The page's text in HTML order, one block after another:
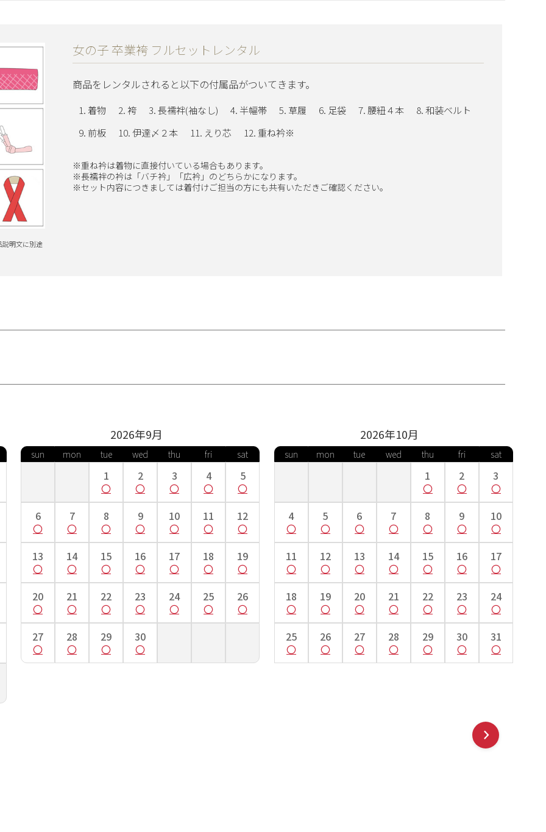
女の子 卒業袴 フルセットレンタル
説明文に別途
商品をレンタルされると以下の付属品がついてきます。
着物 袴 長襦袢(袖なし) 半幅帯 草履 足袋 腰紐４本
和装ベルト
前板
伊達〆２本 えり芯 重ね衿※
※重ね衿は着物に直接付いている場合もあります。
※長襦袢の衿は「バチ衿」「広衿」のどちらかになります。
※セット内容につきましては着付けご担当の方にも共有いただきご確認ください。
測り、そこを起点に手のくるぶしまでを測ります。
2026年9月
sun mon tue wed thu fri sat
1 2 3 4 5
6 7 8 9 10 11 12
13 14 15 16 17 18 19
20 21 22 23 24 25 26
27 28 29 30
2026年10月
sun mon tue wed thu fri sat
1 2 3
4 5 6 7 8 9 10
11 12 13 14 15 16 17
18 19 20 21 22 23 24
25 26 27 28 29 30 31